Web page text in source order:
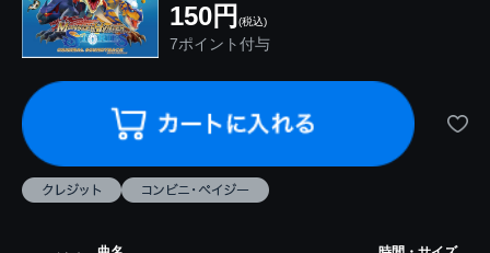
150円 (税込)
7ポイント付与